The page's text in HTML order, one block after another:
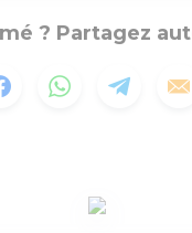
? Partagez